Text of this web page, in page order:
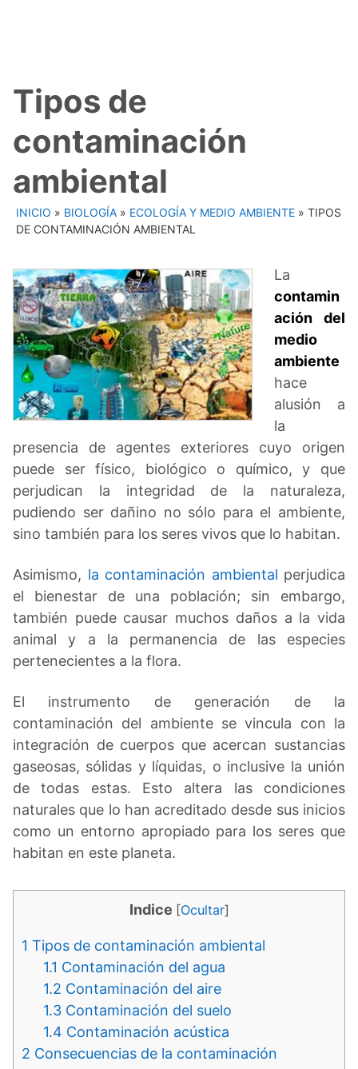
Tipos de
contaminación
ambiental
INICIO » BIOLOGÍA » ECOLOGÍA Y MEDIO AMBIENTE » TIPOS
DE CONTAMINACIÓN AMBIENTAL
La
contamin
ación del
medio
ambiente
hace
alusión a
la
presencia de agentes exteriores cuyo origen
puede ser físico, biológico o químico, y que
perjudican la integridad de la naturaleza,
pudiendo ser dañino no sólo para el ambiente,
sino también para los seres vivos que lo habitan.
Asimismo, la contaminación ambiental perjudica
el bienestar de una población; sin embargo,
también puede causar muchos daños a la vida
animal y a la permanencia de las especies
pertenecientes a la flora.
El instrumento de generación de la
contaminación del ambiente se vincula con la
integración de cuerpos que acercan sustancias
gaseosas, sólidas y líquidas, o inclusive la unión
de todas estas. Esto altera las condiciones
naturales que lo han acreditado desde sus inicios
como un entorno apropiado para los seres que
habitan en este planeta.
Indice [Ocultar]
1 Tipos de contaminación ambiental
1.1 Contaminación del agua
1.2 Contaminación del aire
1.3 Contaminación del suelo
1.4 Contaminación acústica
2 Consecuencias de la contaminación